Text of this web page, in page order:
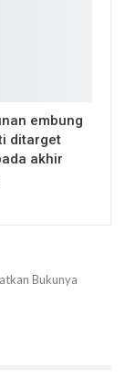
embung
ditarget
akhir
Bukunya